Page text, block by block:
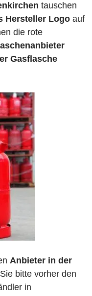
tauschen
Hersteller Logo auf
die rote
Gasflasche
Anbieter in der
bitte vorher den
in